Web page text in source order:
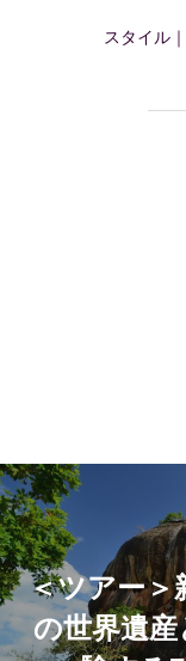
スタイル
投
稿
ナ
ビ
＜ツアー＞
の世界遺